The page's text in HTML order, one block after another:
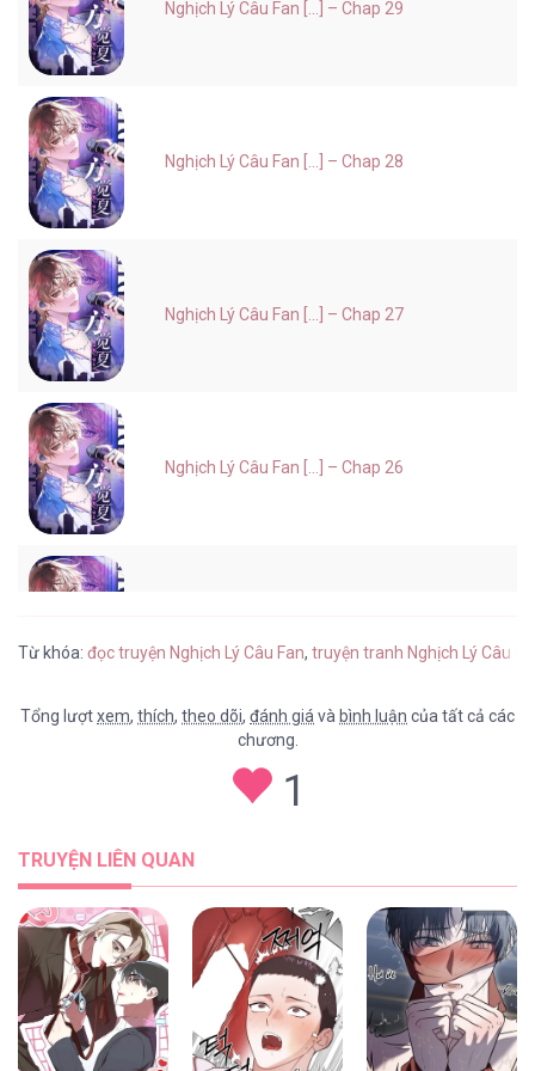
Nghịch Lý Câu Fan [...] – Chap 29
Nghịch Lý Câu Fan [...] – Chap 28
Nghịch Lý Câu Fan [...] – Chap 27
Nghịch Lý Câu Fan [...] – Chap 26
Nghịch Lý Câu Fan [...] – Chap 25
Nghịch Lý Câu Fan [...] – Chap 24
Từ khóa: đọc truyện Nghịch Lý Câu Fan, truyện tranh Nghịch Lý Câu
Tổng lượtxem, thích, theo dõi, đánh giávà bình luận của tất cả các
chương.
1
TRUYỆN LIÊN QUAN